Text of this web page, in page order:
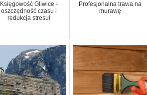
Księgowość Gliwice -
oszczędność czasu i
redukcja stresu!
Profesjonalna trawa na
murawę